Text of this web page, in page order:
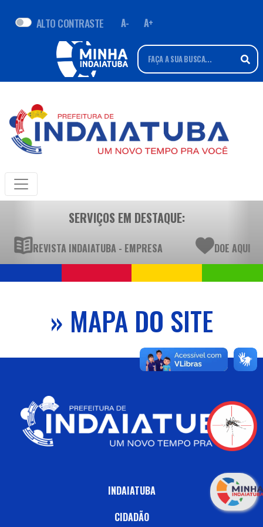
ALTO CONTRASTE A- A+
SERVIÇOS EM DESTAQUE:
REVISTA INDAIATUBA - EMPRESA DOE AQUI
» MAPA DO SITE
INDAIATUBA
CIDADÃO